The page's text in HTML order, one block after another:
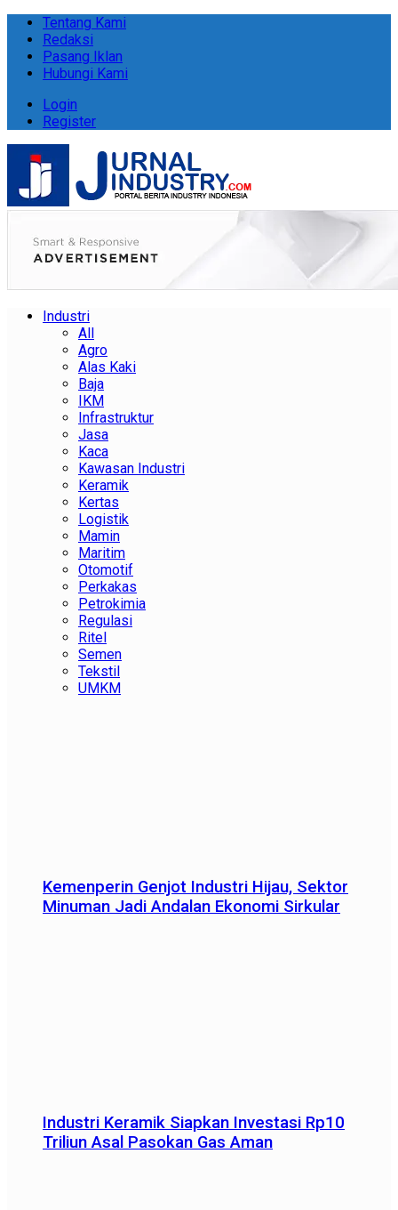
Tentang Kami
Redaksi
Pasang Iklan
Hubungi Kami
Login
Register
Industri
All
Agro
Alas Kaki
Baja
IKM
Infrastruktur
Jasa
Kaca
Kawasan Industri
Keramik
Kertas
Logistik
Mamin
Maritim
Otomotif
Perkakas
Petrokimia
Regulasi
Ritel
Semen
Tekstil
UMKM
Kemenperin Genjot Industri Hijau, Sektor
Minuman Jadi Andalan Ekonomi Sirkular
Industri Keramik Siapkan Investasi Rp10
Triliun Asal Pasokan Gas Aman